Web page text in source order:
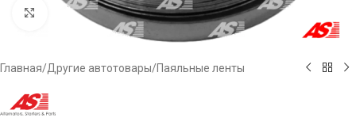
Click to enlarge
Главная/Другие автотовары/Паяльные ленты